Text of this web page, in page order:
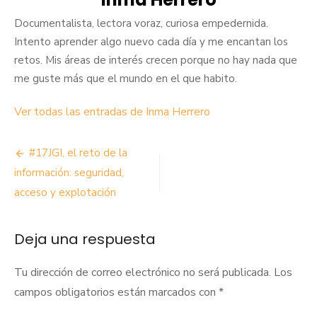
Documentalista, lectora voraz, curiosa empedernida.
Intento aprender algo nuevo cada día y me encantan los
retos. Mis áreas de interés crecen porque no hay nada que
me guste más que el mundo en el que habito.
Ver todas las entradas de Inma Herrero
Navegación
de
entradas
#17JGI, el reto de la
información: seguridad,
acceso y explotación
Deja una respuesta
Tu dirección de correo electrónico no será publicada. Los
campos obligatorios están marcados con *